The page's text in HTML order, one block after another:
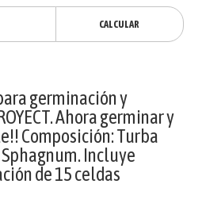
CALCULAR
germinación y
Ahora germinar y
Composición: Turba
Incluye
de 15 celdas